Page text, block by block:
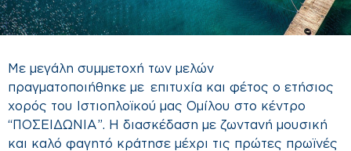
Με μεγάλη συμμετοχή των μελών
πραγματοποιήθηκε με επιτυχία και φέτος ο ετήσιος
χορός του Ιστιοπλοϊκού μας Ομίλου στο κέντρο
“ΠΟΣΕΙΔΩΝΙΑ”. Η διασκέδαση με ζωντανή μουσική
και καλό φαγητό κράτησε μέχρι τις πρώτες πρωϊνές